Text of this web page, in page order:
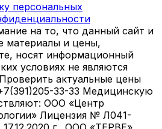
персональных
на то, что данный сайт и
материалы и цены,
носят информационный
условиях не являются
актуальные цены
33-33 Медицинскую
ООО «Центр
Лицензия № Л041-